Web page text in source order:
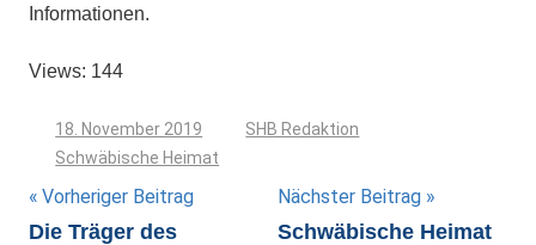
Informationen.
Views: 144
18. November 2019
SHB Redaktion
Schwäbische Heimat
Beitragsnavigation
Vorheriger Beitrag
Die Träger des
Nächster Beitrag
Schwäbische Heimat